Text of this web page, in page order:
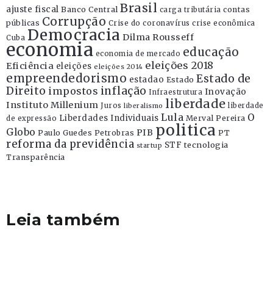
ajuste fiscal Banco Central Brasil carga tributária contas
públicas Corrupção Crise do coronavírus crise econômica
Cuba Democracia Dilma Rousseff
economia economia de mercado educação
Eficiência eleições eleições 2014 eleições 2018
empreendedorismo estadao Estado Estado de
Direito impostos inflação Infraestrutura Inovação
Instituto Millenium Juros liberalismo liberdade liberdade
de expressão Liberdades Individuais Lula Merval Pereira O
Globo Paulo Guedes Petrobras PIB politica PT
reforma da previdência startup STF tecnologia
Transparência
Leia também